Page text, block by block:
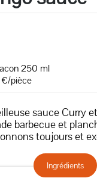
250 ml
€/pièce
sauce Curry
barbecue et
toujours et
Ingrédients